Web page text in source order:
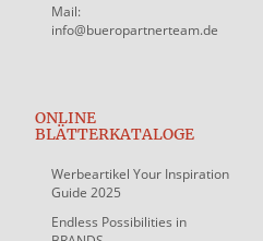
Mail:
info@bueropartnerteam.de
ONLINE
BLÄTTERKATALOGE
Werbeartikel Your Inspiration
Guide 2025
Endless Possibilities in